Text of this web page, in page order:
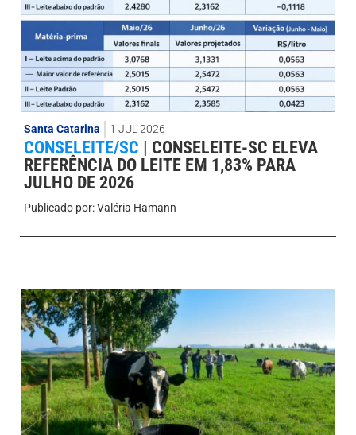
Santa Catarina 1 JUL 2026
CONSELEITE/SC
CONSELEITE-SC ELEVA
REFERÊNCIA DO LEITE EM 1,83% PARA
JULHO DE 2026
Publicado por:Valéria Hamann